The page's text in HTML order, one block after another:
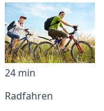
24 min
Radfahren